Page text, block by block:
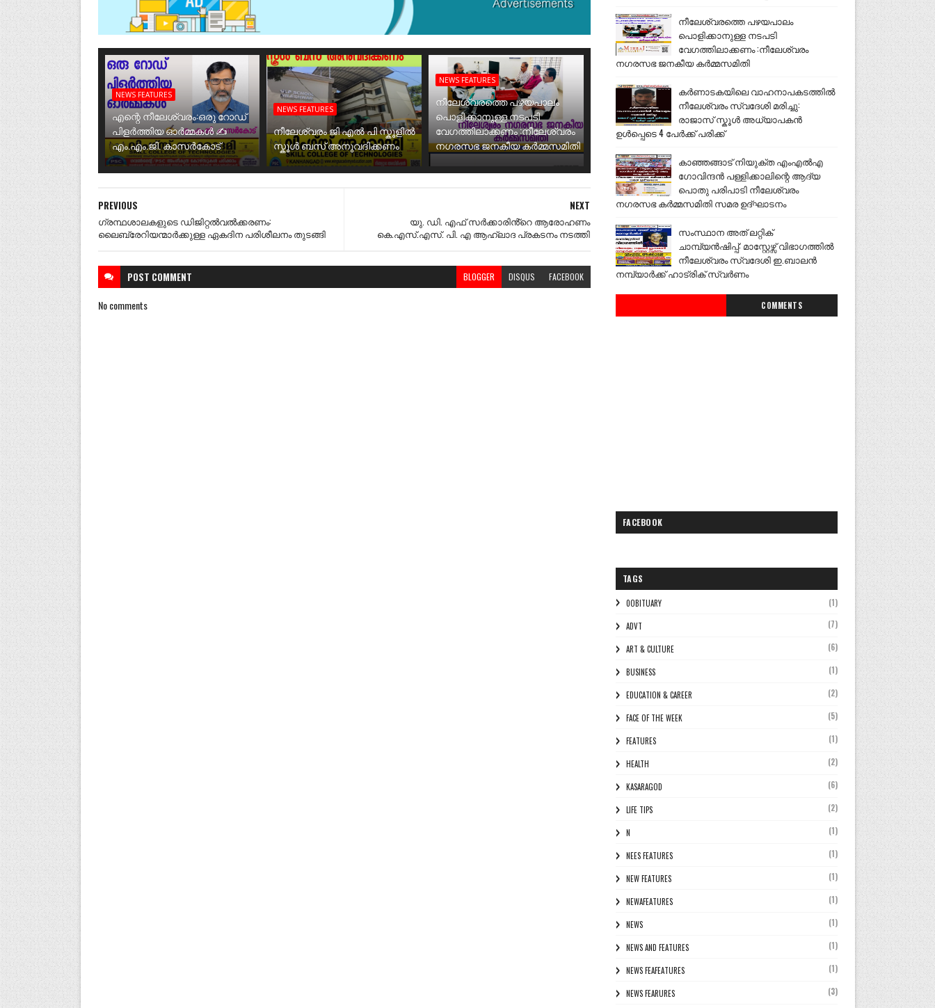
NEWS FEATURES
എന്റെ നീലേശ്വരം:ഒരു റോഡ്
പിളർത്തിയ ഓർമ്മകൾ ✍️
എം.എം.ജി. കാസർകോട്
NEWS FEATURES
നീലേശ്വരം ജി എൽ പി സ്കൂളിൽ
സ്കൂൾ ബസ് അനുവദിക്കണം
NEWS FEATURES
നീലേശ്വരത്തെ പഴയപാലം
പൊളിക്കാനുള്ള നടപടി
വേഗത്തിലാക്കണം :നീലേശ്വരം
നഗരസഭ ജനകീയ കർമ്മസമിതി
NEXT
യു. ഡി. എഫ് സർക്കാരിൻ്റെ ആരോഹണം
കെ.എസ്.എസ്. പി. എ ആഹ്ലാദ പ്രകടനം നടത്തി
PREVIOUS
ഗ്രന്ഥശാലകളുടെ ഡിജിറ്റൽവൽക്കരണം:
ലൈബ്രേറിയന്മാർക്കുള്ള ഏകദിന പരിശീലനം തുടങ്ങി
POST COMMENT BLOGGER DISQUS FACEBOOK
No comments
നീലേശ്വരത്തെ പഴയപാലം
പൊളിക്കാനുള്ള നടപടി
വേഗത്തിലാക്കണം :നീലേശ്വരം
നഗരസഭ ജനകീയ കർമ്മസമിതി
കർണാടകയിലെ വാഹനാപകടത്തിൽ
നീലേശ്വരം സ്വദേശി മരിച്ചു:
രാജാസ് സ്കൂൾ അധ്യാപകൻ
ഉൾപ്പെടെ 4 പേർക്ക് പരിക്ക്
കാഞ്ഞങ്ങാട് നിയുക്ത എംഎൽഎ
ഗോവിന്ദൻ പള്ളിക്കാലിന്റെ ആദ്യ
പൊതു പരിപാടി നീലേശ്വരം
നഗരസഭ കർമ്മസമിതി സമര ഉദ്ഘാടനം
സംസ്ഥാന അത് ലറ്റിക്
ചാമ്പ്യൻഷിപ്പ്: മാസ്റ്റേഴ്സ് വിഭാഗത്തിൽ
നീലേശ്വരം സ്വദേശി ഇ.ബാലൻ
നമ്പ്യാർക്ക് ഹാട്രിക് സ്വർണം
COMMENTS
FACEBOOK
TAGS
0OBITUARY (1)
ADVT (7)
ART & CULTURE (6)
BUSINESS (1)
EDUCATION & CAREER (2)
FACE OF THE WEEK (5)
FEATURES (1)
HEALTH (2)
KASARAGOD (6)
LIFE TIPS (2)
N (1)
NEES FEATURES (1)
NEW FEATURES (1)
NEWAFEATURES (1)
NEWS (1)
NEWS AND FEATURES (1)
NEWS FEAFEATURES (1)
NEWS FEARURES (3)